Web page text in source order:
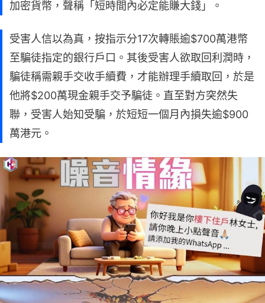
加密貨幣，聲稱「短時間內必定能賺大錢」。
受害人信以為真，按指示分17次轉賬逾$700萬港幣
至騙徒指定的銀行戶口。其後受害人欲取回利潤時，
騙徒稱需親手交收手續費，才能辦理手續取回，於是
他將$200萬現金親手交予騙徒。直至對方突然失
聯，受害人始知受騙，於短短一個月內損失逾$900
萬港元。